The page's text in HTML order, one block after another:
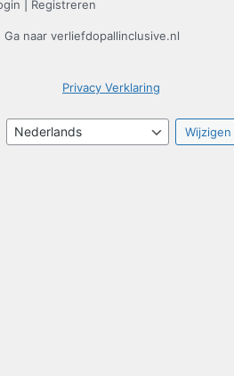
Registreren
naar verliefdopallinclusive.nl
Privacy Verklaring
Taal